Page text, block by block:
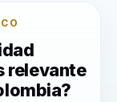
relevante